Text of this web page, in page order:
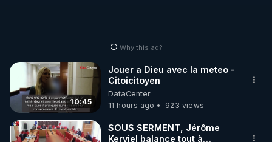
Why this ad?
10:45
Jouer a Dieu avec la meteo -
Citoicitoyen
DataCenter
11 hours ago
923 views
SOUS SERMENT, Jérôme
Kerviel balance tout à